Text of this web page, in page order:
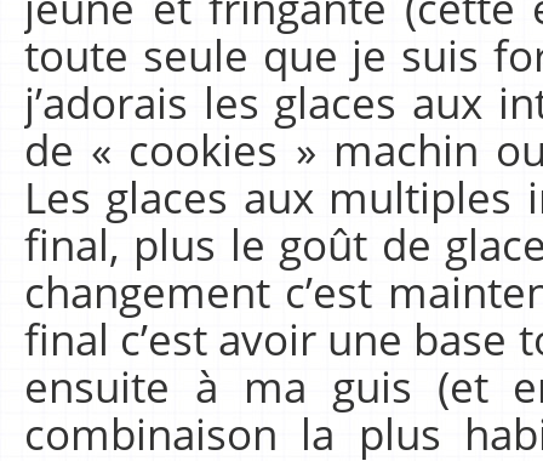
toute seule que je suis
j’adorais les glaces aux
de « cookies » machin
Les glaces aux multiples
final, plus le goût de
changement c’est
final c’est avoir une
ensuite à ma guis (et
combinaison la plus